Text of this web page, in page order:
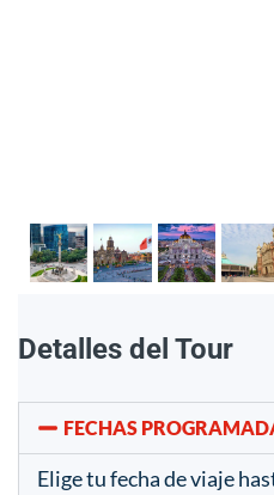
Detalles del Tour
FECHAS
Elige tu fecha de viaje